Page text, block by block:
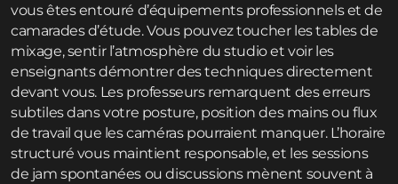
vous êtes entouré d’équipements professionnels et de
camarades d’étude. Vous pouvez toucher les tables de
mixage, sentir l’atmosphère du studio et voir les
enseignants démontrer des techniques directement
devant vous. Les professeurs remarquent des erreurs
subtiles dans votre posture, position des mains ou flux
de travail que les caméras pourraient manquer. L’horaire
structuré vous maintient responsable, et les sessions
de jam spontanées ou discussions mènent souvent à